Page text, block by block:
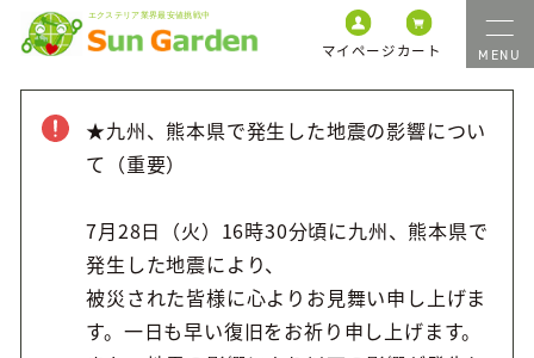
マイページカート
★九州、熊本県で発生した地震の影響につい
て（重要）
7月28日（火）16時30分頃に九州、熊本県で
発生した地震により、
被災された皆様に心よりお見舞い申し上げま
す。一日も早い復旧をお祈り申し上げます。